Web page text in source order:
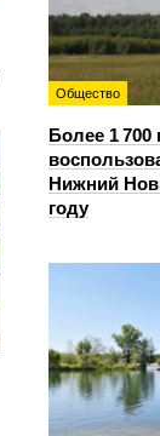
Общество
Более 1 700
Нижний
году